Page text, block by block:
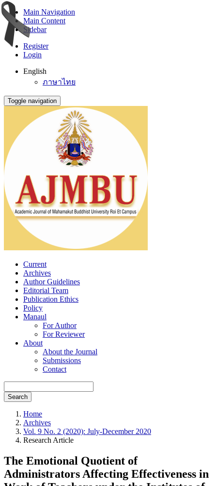
Main Navigation
Main Content
Sidebar
Register
Login
English
ภาษาไทย
Toggle navigation
Current
Archives
Author Guidelines
Editorial Team
Publication Ethics
Policy
Manaul
For Author
For Reviewer
About
About the Journal
Submissions
Contact
Search
Home
Archives
Vol. 9 No. 2 (2020): July-December 2020
Research Article
The Emotional Quotient of
Administrators Affecting Effectiveness in